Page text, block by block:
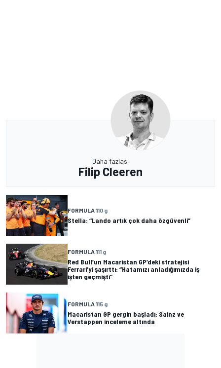
Daha fazlası
Filip Cleeren
FORMULA 110 g
Stella: “Lando artık çok daha özgüvenli”
FORMULA 111 g
Red Bull’un Macaristan GP’deki stratejisi
Ferrari’yi şaşırttı: “Hatamızı anladığımızda iş
işten geçmişti”
FORMULA 115 g
Macaristan GP gergin başladı: Sainz ve
Verstappen inceleme altında